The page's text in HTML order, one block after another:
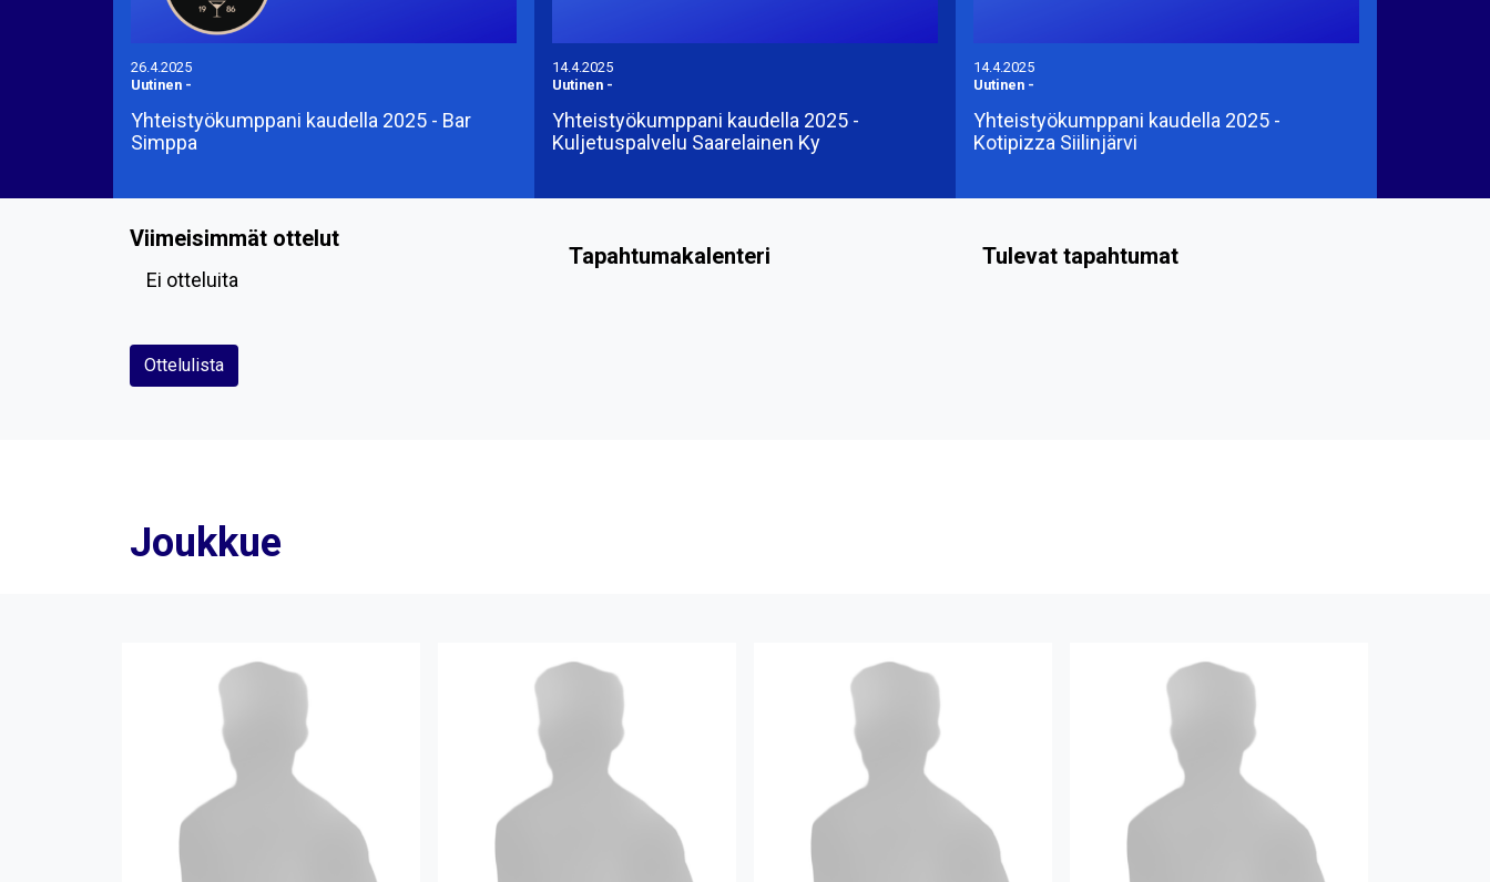
26.4.2025
Uutinen -
Yhteistyökumppani kaudella 2025 - Bar
Simppa
14.4.2025
Uutinen -
Yhteistyökumppani kaudella 2025 -
Kuljetuspalvelu Saarelainen Ky
14.4.2025
Uutinen -
Yhteistyökumppani kaudella 2025 -
Kotipizza Siilinjärvi
Viimeisimmät ottelut
Ei otteluita
Ottelulista
Tapahtumakalenteri Tulevat tapahtumat
Joukkue